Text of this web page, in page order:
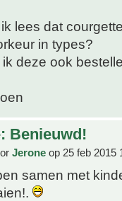
lees dat
in types?
ik deze ook
Benieuwd!
Jerone op 25 feb 2015
samen met